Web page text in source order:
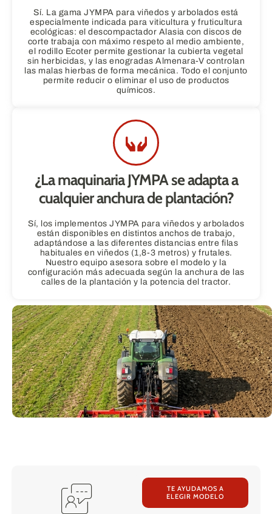
Sí. La gama JYMPA para viñedos y arbolados está
especialmente indicada para viticultura y fruticultura
ecológicas: el descompactador Alasia con discos de
corte trabaja con máximo respeto al medio ambiente,
el rodillo Ecoter permite gestionar la cubierta vegetal
sin herbicidas, y las enogradas Almenara-V controlan
las malas hierbas de forma mecánica. Todo el conjunto
permite reducir o eliminar el uso de productos
químicos.
¿La maquinaria JYMPA se adapta a
cualquier anchura de plantación?
Sí, los implementos JYMPA para viñedos y arbolados
están disponibles en distintos anchos de trabajo,
adaptándose a las diferentes distancias entre filas
habituales en viñedos (1,8-3 metros) y frutales.
Nuestro equipo asesora sobre el modelo y la
configuración más adecuada según la anchura de las
calles de la plantación y la potencia del tractor.
TE AYUDAMOS A
ELEGIR MODELO